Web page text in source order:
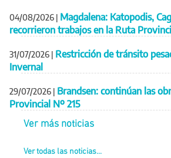
04/08/2026 | Magdalena: Katopodis,
recorrieron trabajos en la Ruta
31/07/2026 | Restricción de tránsito
Invernal
29/07/2026 | Brandsen: continúan las
Provincial Nº 215
Ver más noticias
Ver todas las noticias...